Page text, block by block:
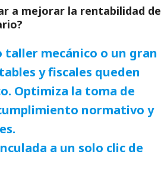
a mejorar la rentabilidad de
taller mecánico o un gran
y fiscales queden
Optimiza la toma de
normativo y
a un solo clic de